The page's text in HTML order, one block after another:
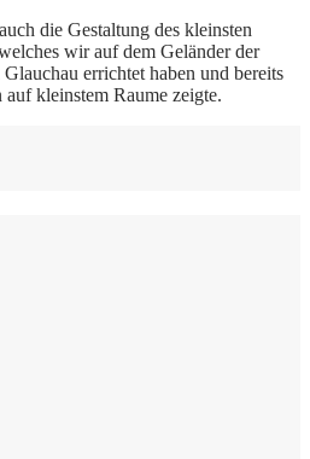
die Gestaltung des kleinsten
wir auf dem Geländer der
errichtet haben und bereits
kleinstem Raume zeigte.